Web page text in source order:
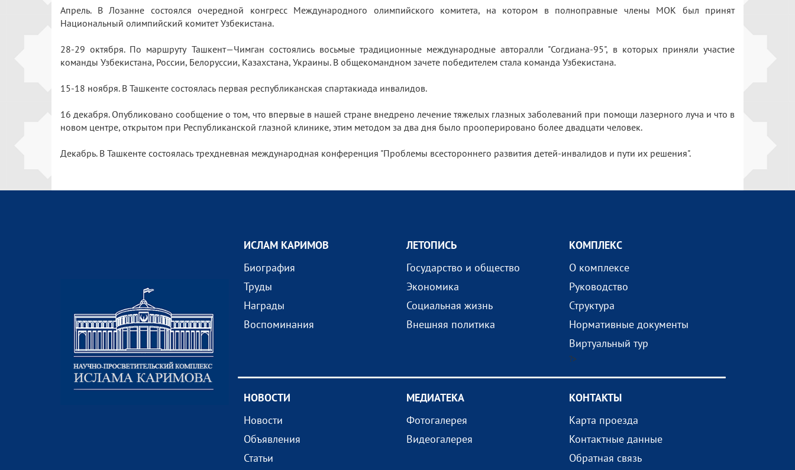
Апрель. В Лозанне состоялся очередной конгресс Международного олимпийского комитета, на котором в полноправные члены МОК был принят
Национальный олимпийский комитет Узбекистана.
28-29 октября. По маршруту Ташкент—Чимган состоялись восьмые традиционные международные авторалли "Согдиана-95", в которых приняли участие
команды Узбекистана, России, Белоруссии, Казахстана, Украины. В общекомандном зачете победителем стала команда Узбекистана.
15-18 ноября. В Ташкенте состоялась первая республиканская спартакиада инвалидов.
16 декабря. Опубликовано сообщение о том, что впервые в нашей стране внедрено лечение тяжелых глазных заболеваний при помощи лазерного луча и что в
новом центре, открытом при Республиканской глазной клинике, этим методом за два дня было прооперировано более двадцати человек.
Декабрь. В Ташкенте состоялась трехдневная международная конференция "Проблемы всестороннего развития детей-инвалидов и пути их решения".
ИСЛАМ КАРИМОВ
Биография
Труды
Награды
Воспоминания
ЛЕТОПИСЬ
Государство и общество
Экономика
Социальная жизнь
Внешняя политика
КОМПЛEКС
О комплексе
Руководство
Структура
Нормативные документы
Виртуальный тур
?>
НОВОСТИ
Новости
Объявления
Статьи
МEДИАТEКА
Фотогалерея
Видеогалерея
КОНТАКТЫ
Карта проезда
Контактные данные
Обратная связь